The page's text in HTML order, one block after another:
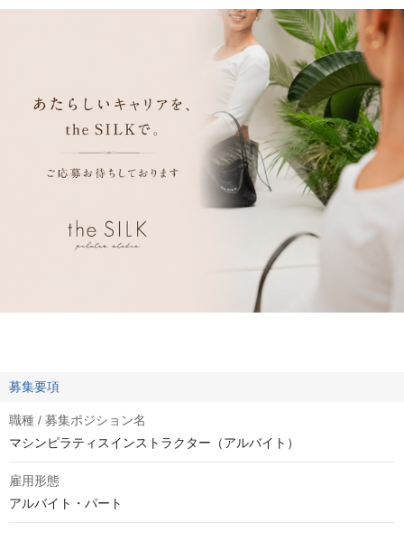
募集要項
職種 / 募集ポジション名
マシンピラティスインストラクター（アルバイト）
雇用形態
アルバイト・パート